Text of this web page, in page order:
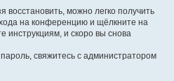
восстановить, можно легко получить
на конференцию и щёлкните на
инструкциям, и скоро вы снова
свяжитесь с администратором